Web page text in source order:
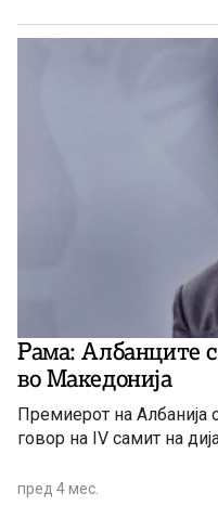
Рама: Албанците
во Македонија
Премиерот на Албанија
говор на IV самит на
пред 4 мес.